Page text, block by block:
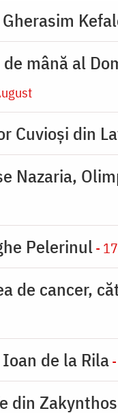
mână al
Cuvioși din
Nazaria,
Pelerinul -
de cancer,
de la Rila
din Zakynthos